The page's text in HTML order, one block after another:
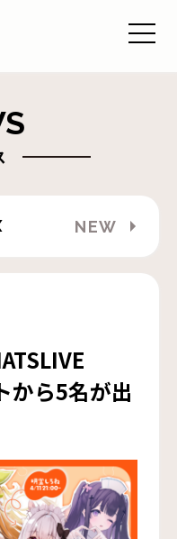
NEW
から5名が出